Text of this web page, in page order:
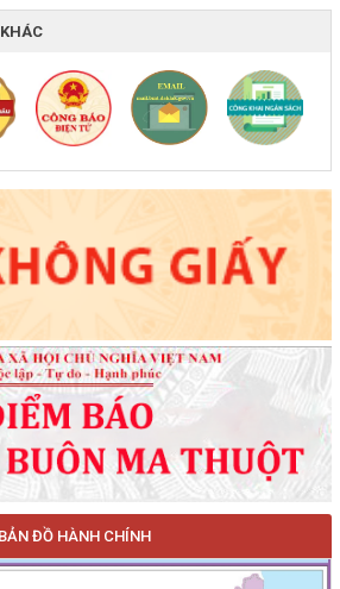
BẢN ĐỒ HÀNH CHÍNH